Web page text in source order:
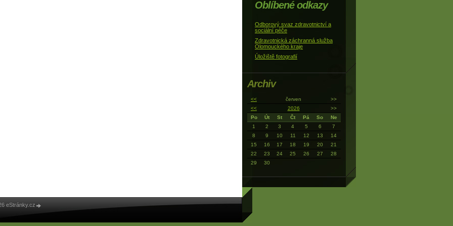
Oblíbené odkazy
Odborový svaz zdravotnictví a
sociální péče
Zdravotnická záchranná služba
Olomouckého kraje
Úložiště fotografií
Archiv
<< červen
>>
<<
2026
>>
Po
Út St Čt Pá So
Ne
1
2 3 4 5 6
7
8
9 10 11 12 13
14
15
16 17 18 19 20
21
22
23 24 25 26 27
28
29
30
eStránky.cz